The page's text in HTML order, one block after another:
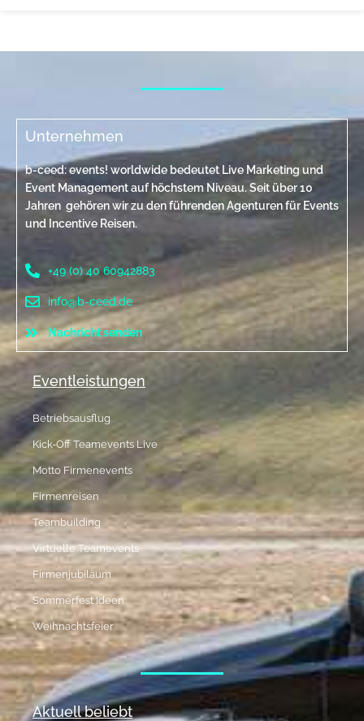
Unternehmen
b-ceed: events! worldwide bedeutet Live Marketing und
Event Management auf höchstem Niveau. Seit über 10
Jahren gehören wir zu den führenden Agenturen für Events
und Incentive Reisen.
+49 (0) 40 60942883
info@b-ceed.de
Nachricht senden
Eventleistungen
Betriebsausflug
Kick-Off Teamevents Live
Motto Firmenevents
Firmenreisen
Teambuilding
Virtuelle Teamevents
Firmenjubiläum
Sommerfest Ideen
Weihnachtsfeier
Aktuell beliebt